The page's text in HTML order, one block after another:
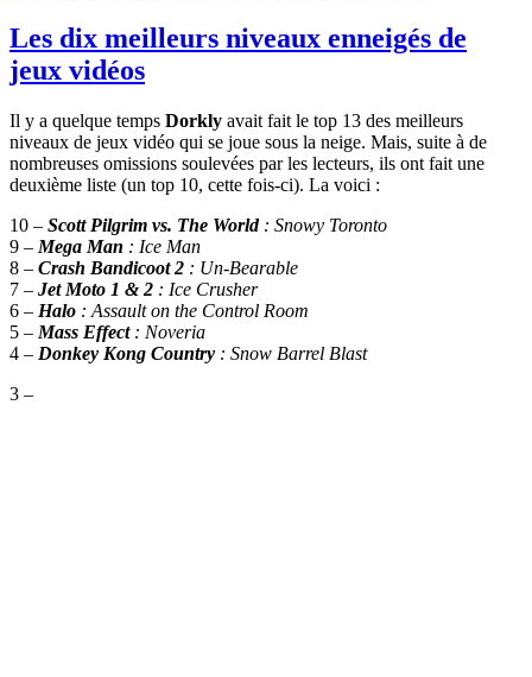
Bros
en
Les dix meilleurs niveaux enneigés de
jeux vidéos
Il y a quelque temps Dorkly avait fait le top 13 des meilleurs
niveaux de jeux vidéo qui se joue sous la neige. Mais, suite à de
nombreuses omissions soulevées par les lecteurs, ils ont fait une
deuxième liste (un top 10, cette fois-ci). La voici :
10 – Scott Pilgrim vs. The World : Snowy Toronto
9 – Mega Man : Ice Man
8 – Crash Bandicoot 2 : Un-Bearable
7 – Jet Moto 1 & 2 : Ice Crusher
6 – Halo : Assault on the Control Room
5 – Mass Effect: Noveria
4 – Donkey Kong Country : Snow Barrel Blast
3 –